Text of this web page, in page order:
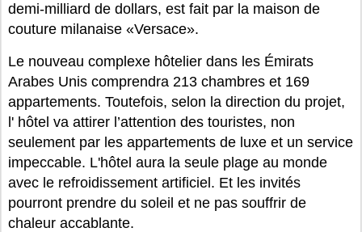
demi-milliard de dollars, est fait par la maison de
couture milanaise «Versace».
Le nouveau complexe hôtelier dans les Émirats
Arabes Unis comprendra 213 chambres et 169
appartements. Toutefois, selon la direction du projet,
l' hôtel va attirer l’attention des touristes, non
seulement par les appartements de luxe et un service
impeccable. L'hôtel aura la seule plage au monde
avec le refroidissement artificiel. Et les invités
pourront prendre du soleil et ne pas souffrir de
chaleur accablante.